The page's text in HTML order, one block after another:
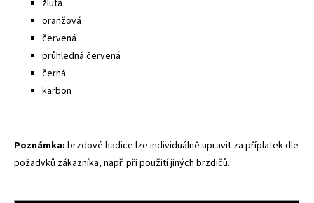
žlutá
oranžová
červená
průhledná červená
černá
karbon
Poznámka: brzdové hadice lze individuálně upravit za příplatek dle
požadvků zákazníka, např. při použití jiných brzdičů.